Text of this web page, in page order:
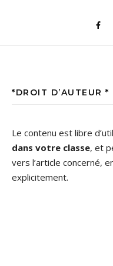
*DROIT D’AUTEUR *
Le contenu est libre
dans votre classe, et
vers l’article concerné,
explicitement.